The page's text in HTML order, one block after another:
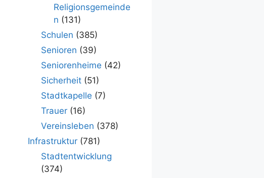
Religionsgemeinde
n (131)
Schulen (385)
Senioren (39)
Seniorenheime (42)
Sicherheit(51)
Stadtkapelle (7)
Trauer(16)
Vereinsleben (378)
Infrastruktur (781)
Stadtentwicklung
(374)